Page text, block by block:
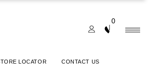
0
LOCATOR CONTACT US